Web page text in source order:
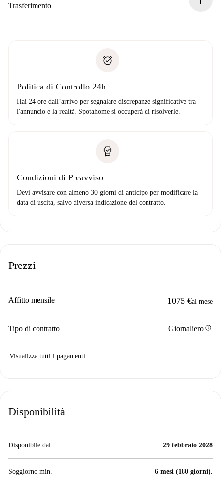
Se rifiutata: non ti addebiteremo nulla e ti proporremo
Domiciliazione del pagamento
Trasferimento
solo se non segnali problemi.
Politica di Controllo 24h
Hai 24 ore dall’arrivo per segnalare discrepanze significative tra
l'annuncio e la realtà. Spotahome si occuperà di risolverle.
Condizioni di Preavviso
Devi avvisare con almeno 30 giorni di anticipo per modificare la
data di uscita, salvo diversa indicazione del contratto.
Prezzi
Affitto mensile 1075 €al mese
Tipo di contratto Giornalieroinfo
Visualizza tutti i pagamenti
Disponibilità
Disponibile dal 29 febbraio 2028
Soggiorno min. 6 mesi (180 giorni).